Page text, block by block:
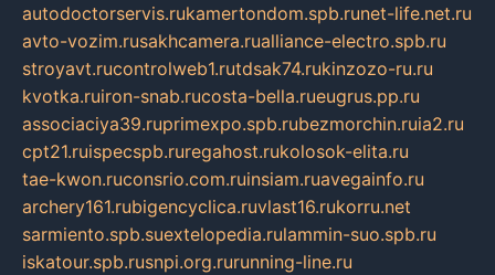
autodoctorservis.rukamertondom.spb.runet-life.net.ru
avto-vozim.rusakhcamera.rualliance-electro.spb.ru
stroyavt.rucontrolweb1.rutdsak74.rukinzozo-ru.ru
kvotka.ruiron-snab.rucosta-bella.rueugrus.pp.ru
associaciya39.ruprimexpo.spb.rubezmorchin.ruia2.ru
cpt21.ruispecspb.ruregahost.rukolosok-elita.ru
tae-kwon.ruconsrio.com.ruinsiam.ruavegainfo.ru
archery161.rubigencyclica.ruvlast16.rukorru.net
sarmiento.spb.suextelopedia.rulammin-suo.spb.ru
iskatour.spb.rusnpi.org.rurunning-line.ru